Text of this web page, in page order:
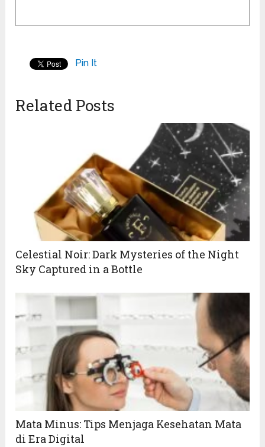
Pin It
Related Posts
Celestial Noir: Dark Mysteries of the Night
Sky Captured in a Bottle
Mata Minus: Tips Menjaga Kesehatan Mata
di Era Digital